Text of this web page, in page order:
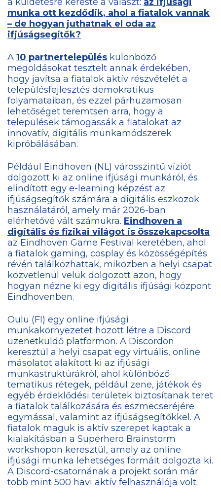
munka ott kezdődik, ahol a fiatalok vannak
– de hogyan juthatnak el oda az
ifjúságsegítők?
A 10 partnertelepülés különböző
megoldásokat tesztelt annak érdekében,
hogy javítsa a fiatalok aktív részvételét a
településfejlesztés demokratikus
folyamataiban, és ezzel párhuzamosan
lehetőséget teremtsen arra, hogy a
települések támogassák a fiatalokat az
innovatív, digitális munkamódszerek
kipróbálásában.
Például Eindhoven (NL) városszintű víziót
dolgozott ki az online ifjúsági munkáról, és
elindított egy e-learning képzést az
ifjúságsegítők számára a digitális eszközök
használatáról, amely már 2026-ban
elérhetővé vált számukra. Eindhoven a
digitális és fizikai világot is összekapcsolta
az Eindhoven Game Festival keretében, ahol
a fiatalok gaming, cosplay és közösségépítés
révén találkozhattak, miközben a helyi csapat
közvetlenül velük dolgozott azon, hogy
hogyan nézne ki egy digitális ifjúsági központ
Eindhovenben.
Oulu (FI) egy online ifjúsági
munkakörnyezetet hozott létre a Discord
üzenetküldő platformon. A Discordon
keresztül a helyi csapat egy virtuális, online
másolatot alakított ki az ifjúsági
munkastruktúrákról, ahol különböző
tematikus rétegek, például zene, játékok és
egyéb érdeklődési területek biztosítanak teret
a fiatalok találkozására és eszmecseréjére
egymással, valamint az ifjúságsegítőkkel. A
fiatalok maguk is aktív szerepet kaptak a
kialakításban a Superhero Brainstorm
workshopon keresztül, amely az online
ifjúsági munka lehetséges formáit dolgozta ki.
A Discord-csatornának a projekt során már
több mint 500 havi aktív felhasználója volt.